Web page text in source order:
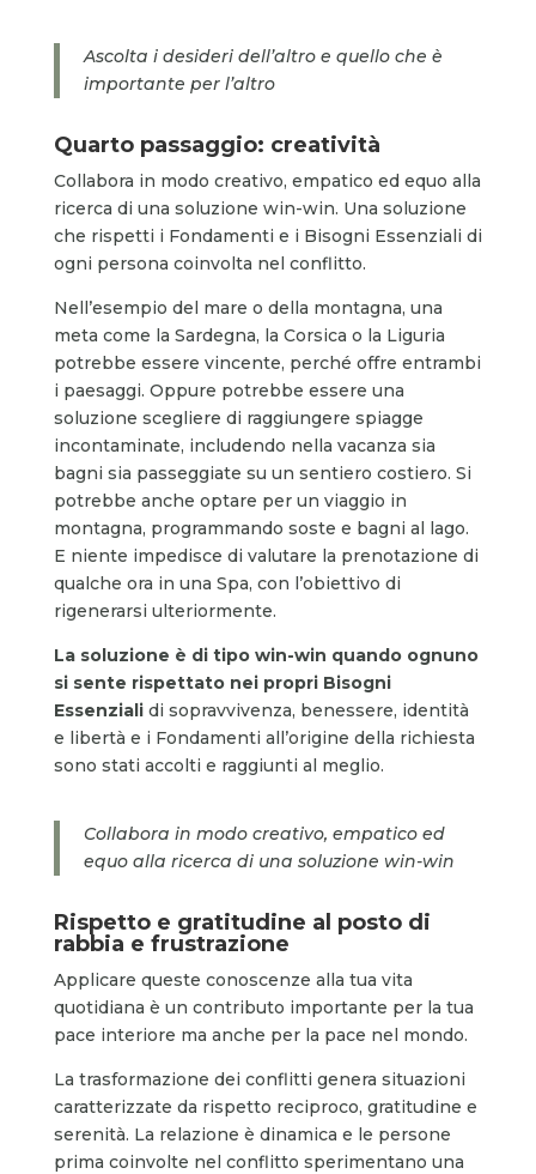
Ascolta i desideri dell’altro e quello che è
importante per l’altro
Quarto passaggio: creatività
Collabora in modo creativo, empatico ed equo alla
ricerca di una soluzione win-win. Una soluzione
che rispetti i Fondamenti e i Bisogni Essenziali di
ogni persona coinvolta nel conflitto.
Nell’esempio del mare o della montagna, una
meta come la Sardegna, la Corsica o la Liguria
potrebbe essere vincente, perché offre entrambi
i paesaggi. Oppure potrebbe essere una
soluzione scegliere di raggiungere spiagge
incontaminate, includendo nella vacanza sia
bagni sia passeggiate su un sentiero costiero. Si
potrebbe anche optare per un viaggio in
montagna, programmando soste e bagni al lago.
E niente impedisce di valutare la prenotazione di
qualche ora in una Spa, con l’obiettivo di
rigenerarsi ulteriormente.
La soluzione è di tipo win-win quando ognuno
si sente rispettato nei propri Bisogni
Essenziali di sopravvivenza, benessere, identità
e libertà e i Fondamenti all’origine della richiesta
sono stati accolti e raggiunti al meglio.
Collabora in modo creativo, empatico ed
equo alla ricerca di una soluzione win-win
Rispetto e gratitudine al posto di
rabbia e frustrazione
Applicare queste conoscenze alla tua vita
quotidiana è un contributo importante per la tua
pace interiore ma anche per la pace nel mondo.
La trasformazione dei conflitti genera situazioni
caratterizzate da rispetto reciproco, gratitudine e
serenità. La relazione è dinamica e le persone
prima coinvolte nel conflitto sperimentano una